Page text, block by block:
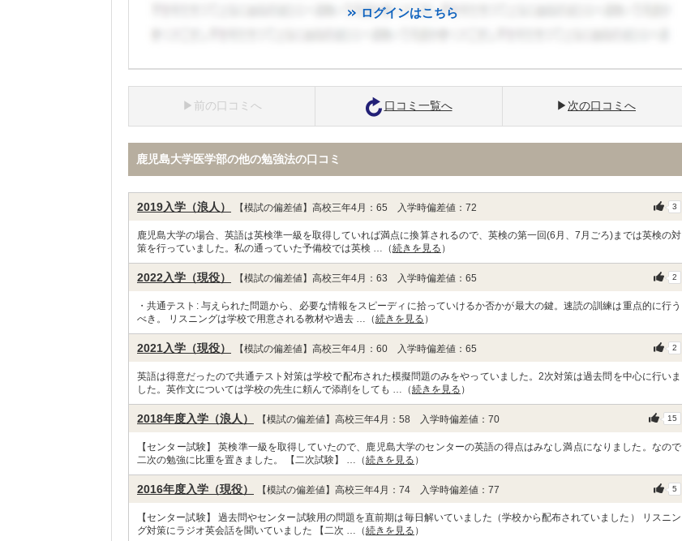
ログインはこちら
前の口コミへ 口コミ一覧へ 次の口コミへ
鹿児島大学医学部の他の勉強法の口コミ
2019入学（浪人） 【模試の偏差値】高校三年4月：65 入学時偏差値：72 3
鹿児島大学の場合、英語は英検準一級を取得していれば満点に換算されるので、英検の第一回(6月、7月ごろ)までは英検の対
策を行っていました。私の通っていた予備校では英検 …（続きを見る ）
2022入学（現役） 【模試の偏差値】高校三年4月：63 入学時偏差値：65 2
・共通テスト: 与えられた問題から、必要な情報をスピーディに拾っていけるか否かが最大の鍵。速読の訓練は重点的に行う
べき。 リスニングは学校で用意される教材や過去 …（続きを見る ）
2021入学（現役） 【模試の偏差値】高校三年4月：60 入学時偏差値：65 2
英語は得意だったので共通テスト対策は学校で配布された模擬問題のみをやっていました。2次対策は過去問を中心に行いま
した。英作文については学校の先生に頼んで添削をしても …（続きを見る ）
2018年度入学（浪人） 【模試の偏差値】高校三年4月：58 入学時偏差値：70 15
【センター試験】 英検準一級を取得していたので、鹿児島大学のセンターの英語の得点はみなし満点になりました。なので
二次の勉強に比重を置きました。 【二次試験】 …（続きを見る ）
2016年度入学（現役） 【模試の偏差値】高校三年4月：74 入学時偏差値：77 5
【センター試験】 過去問やセンター試験用の問題を直前期は毎日解いていました（学校から配布されていました） リスニン
グ対策にラジオ英会話を聞いていました 【二次 …（続きを見る ）